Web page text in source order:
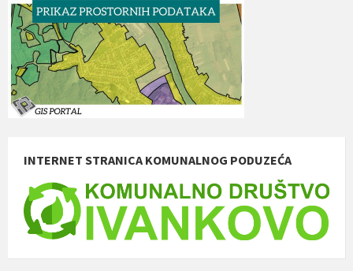
INTERNET STRANICA KOMUNALNOG PODUZEĆA